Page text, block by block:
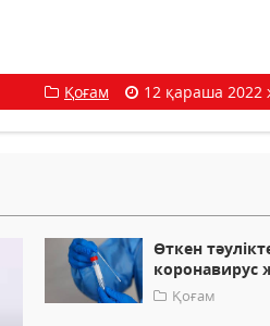
Қоғам 12 қараша 2022
Өткен
коронавирус
Қоғам